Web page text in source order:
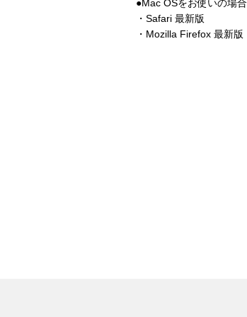
●Mac OSをお使いの場合
・Safari 最新版
・Mozilla Firefox 最新版